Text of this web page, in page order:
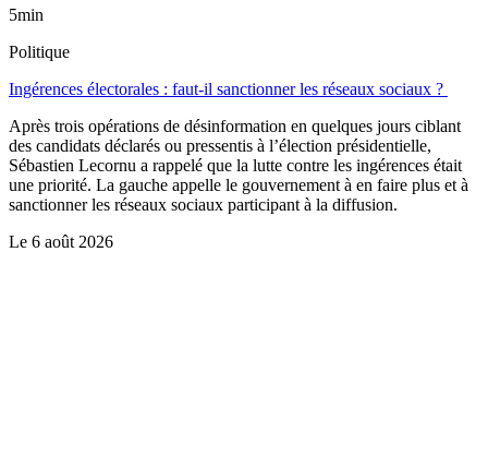
5min
Politique
Ingérences électorales : faut-il sanctionner les réseaux sociaux ?
Après trois opérations de désinformation en quelques jours ciblant
des candidats déclarés ou pressentis à l’élection présidentielle,
Sébastien Lecornu a rappelé que la lutte contre les ingérences était
une priorité. La gauche appelle le gouvernement à en faire plus et à
sanctionner les réseaux sociaux participant à la diffusion.
Le 6 août 2026